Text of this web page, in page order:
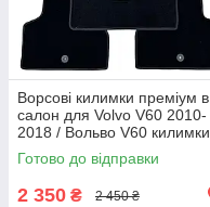
Ворсові килимки преміум в
салон для Volvo V60 2010-
2018 / Вольво V60 килимки
Готово до відправки
2 350 ₴ 2 450 ₴